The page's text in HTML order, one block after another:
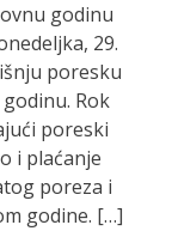
godinu
29.
poresku
Rok
poreski
i plaćanje
poreza i
godine. […]